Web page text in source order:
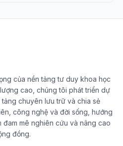
của nền tảng tư duy khoa học
cao, chúng tôi phát triển dự
chuyên lưu trữ và chia sẻ
công nghệ và đời sống, hướng
đam mê nghiên cứu và nâng cao
đồng.